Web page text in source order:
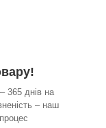
365 днів на
– наш